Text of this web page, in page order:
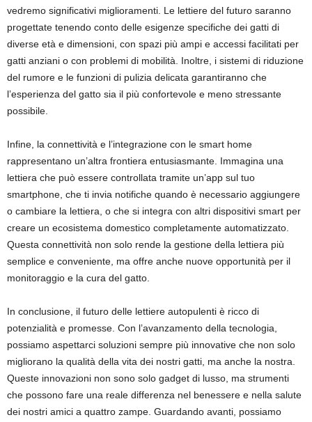
vedremo significativi miglioramenti. Le lettiere del futuro saranno
progettate tenendo conto delle esigenze specifiche dei gatti di
diverse età e dimensioni, con spazi più ampi e accessi facilitati per
gatti anziani o con problemi di mobilità. Inoltre, i sistemi di riduzione
del rumore e le funzioni di pulizia delicata garantiranno che
l’esperienza del gatto sia il più confortevole e meno stressante
possibile.
Infine, la connettività e l’integrazione con le smart home
rappresentano un’altra frontiera entusiasmante. Immagina una
lettiera che può essere controllata tramite un’app sul tuo
smartphone, che ti invia notifiche quando è necessario aggiungere
o cambiare la lettiera, o che si integra con altri dispositivi smart per
creare un ecosistema domestico completamente automatizzato.
Questa connettività non solo rende la gestione della lettiera più
semplice e conveniente, ma offre anche nuove opportunità per il
monitoraggio e la cura del gatto.
In conclusione, il futuro delle lettiere autopulenti è ricco di
potenzialità e promesse. Con l’avanzamento della tecnologia,
possiamo aspettarci soluzioni sempre più innovative che non solo
migliorano la qualità della vita dei nostri gatti, ma anche la nostra.
Queste innovazioni non sono solo gadget di lusso, ma strumenti
che possono fare una reale differenza nel benessere e nella salute
dei nostri amici a quattro zampe. Guardando avanti, possiamo